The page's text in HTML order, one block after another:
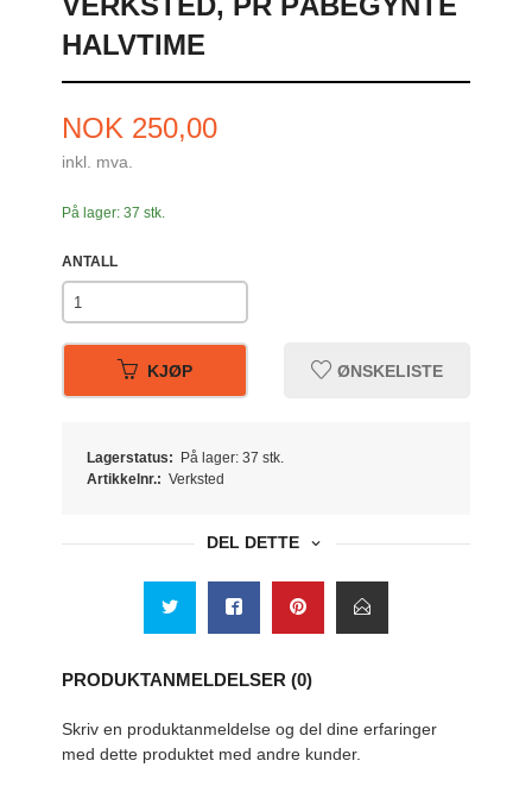
HALVTIME
Pris
NOK 250,00
inkl. mva.
På lager: 37 stk.
ANTALL
KJØP ØNSKELISTE
Lagerstatus:
På lager: 37 stk.
Artikkelnr.: Verksted
DEL DETTE
PRODUKTANMELDELSER (0)
Skriv en produktanmeldelse og del dine erfaringer
med dette produktet med andre kunder.